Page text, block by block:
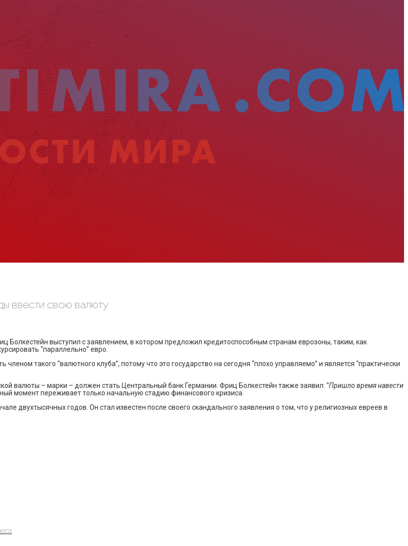
ввести свою валюту
Болкестейн выступил с заявлением, в котором предложил кредитоспособным странам еврозоны, таким, как
“параллельно” евро.
такого “валютного клуба”, потому что это государство на сегодня “плохо управляемо” и является “практически
валюты – марки – должен стать Центральный банк Германии. Фриц Болкестейн также заявил: “Пришло время навести
момент переживает только начальную стадию финансового кризиса.
двухтысячных годов. Он стал известен после своего скандального заявления о том, что у религиозных евреев в